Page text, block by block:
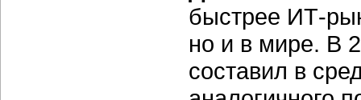
быстрее ИТ-
но и в мире. В
составил в